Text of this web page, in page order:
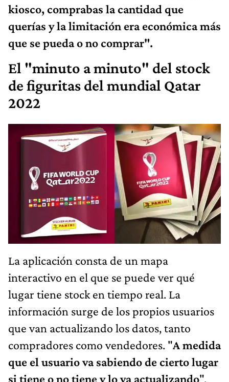
kiosco, comprabas la cantidad que
querías y la limitación era económica más
que se pueda o no comprar".
El "minuto a minuto" del stock
de figuritas del mundial Qatar
2022
La aplicación consta de un mapa
interactivo en el que se puede ver qué
lugar tiene stock en tiempo real. La
información surge de los propios usuarios
que van actualizando los datos, tanto
compradores como vendedores. "A medida
que el usuario va sabiendo de cierto lugar
si tiene o no tiene y lo va actualizando",